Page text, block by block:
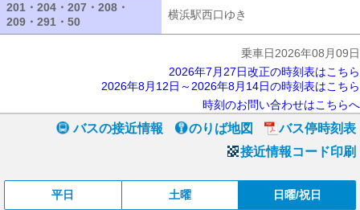
201・204・207・208・
209・291・50 201・204・207・208・209・291・50
横浜駅西口ゆき
乗車日2026年08月09日
2026年7月27日改正の時刻表はこちら
2026年8月12日～2026年8月14日の時刻表はこちら
時刻のお問い合わせはこちらへ
バスの接近情報 のりば地図
バス停時刻表
接近情報コード印刷
平日 土曜 日曜/祝日